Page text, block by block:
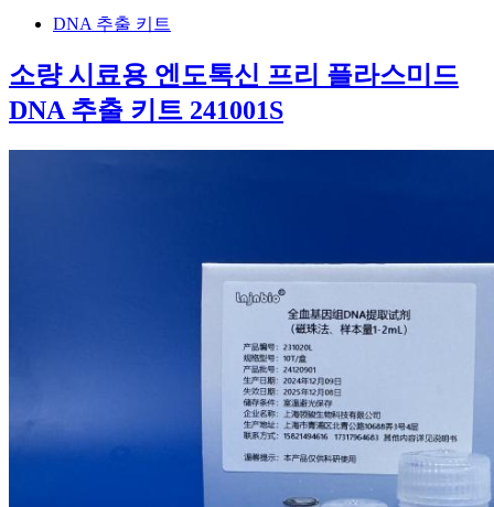
DNA 추출 키트
소량 시료용 엔도톡신 프리 플라스미드
DNA 추출 키트 241001S